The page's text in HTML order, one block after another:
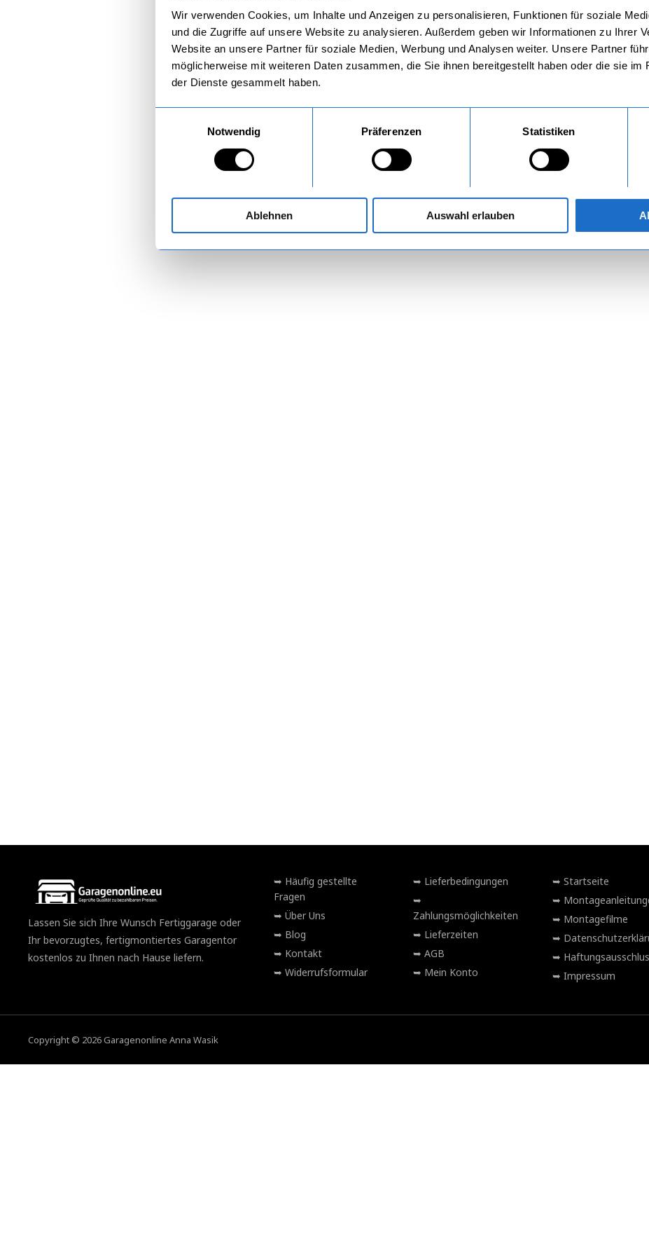
Wir verwenden Cookies, um Inhalte und Anzeigen zu personalisieren, Funktionen für soziale
und die Zugriffe auf unsere Website zu analysieren. Außerdem geben wir Informationen zu Ihrer
Website an unsere Partner für soziale Medien, Werbung und Analysen weiter. Unsere Partner
möglicherweise mit weiteren Daten zusammen, die Sie ihnen bereitgestellt haben oder die sie im
der Dienste gesammelt haben.
Notwendig
Präferenzen Statistiken
Ablehnen Auswahl erlauben
Lassen Sie sich Ihre Wunsch Fertiggarage oder
Ihr bevorzugtes, fertigmontiertes Garagentor
kostenlos zu Ihnen nach Hause liefern.
Häufig gestellte
Fragen
Über Uns
Blog
Kontakt
Widerrufsformular
Lieferbedingungen
Zahlungsmöglichkeiten
Lieferzeiten
AGB
Mein Konto
Startseite
Montagefilme
Impressum
Copyright © 2026 Garagenonline Anna Wasik